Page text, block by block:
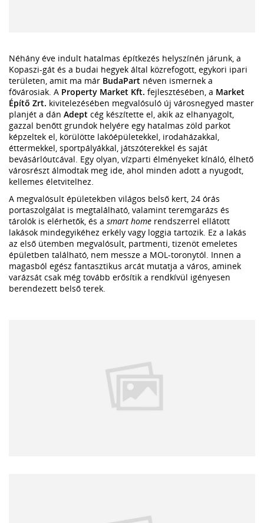
Néhány éve indult hatalmas építkezés helyszínén járunk, a
Kopaszi-gát és a budai hegyek által közrefogott, egykori ipari
területen, amit ma már BudaPart néven ismernek a
fővárosiak. A Property Market Kft. fejlesztésében, a Market
Építő Zrt. kivitelezésében megvalósuló új városnegyed master
planjét a dán Adept cég készítette el, akik az elhanyagolt,
gazzal benőtt grundok helyére egy hatalmas zöld parkot
képzeltek el, körülötte lakóépületekkel, irodaházakkal,
éttermekkel, sportpályákkal, játszóterekkel és saját
bevásárlóutcával. Egy olyan, vízparti élményeket kínáló, élhető
városrészt álmodtak meg ide, ahol minden adott a nyugodt,
kellemes életvitelhez.
A megvalósult épületekben világos belső kert, 24 órás
portaszolgálat is megtalálható, valamint teremgarázs és
tárolók is elérhetők, és a smart home rendszerrel ellátott
lakások mindegyikéhez erkély vagy loggia tartozik. Ez a lakás
az első ütemben megvalósult, partmenti, tizenöt emeletes
épületben található, nem messze a MOL-toronytól. Innen a
magasból egész fantasztikus arcát mutatja a város, aminek
varázsát csak még tovább erősítik a rendkívül igényesen
berendezett belső terek.